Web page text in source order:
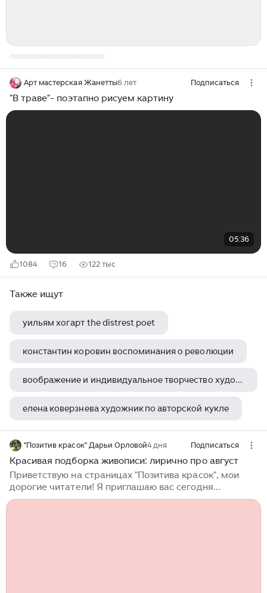
Арт мастерская Жанетты6 лет Подписаться
"В траве"- поэтапно рисуем картину
05:36
1084 16 122 тыс
Также ищут
уильям хогарт the distrest poet
константин коровин воспоминания о революции
воображение и индивидуальное творчество художника
елена коверзнева художник по авторской кукле
"Позитив красок" Дарьи Орловой4 дня Подписаться
Красивая подборка живописи: лирично про август
Приветствую на страницах "Позитива красок", мои
дорогие читатели! Я приглашаю вас сегодня
полюбоваться красотой, насладиться моментом и